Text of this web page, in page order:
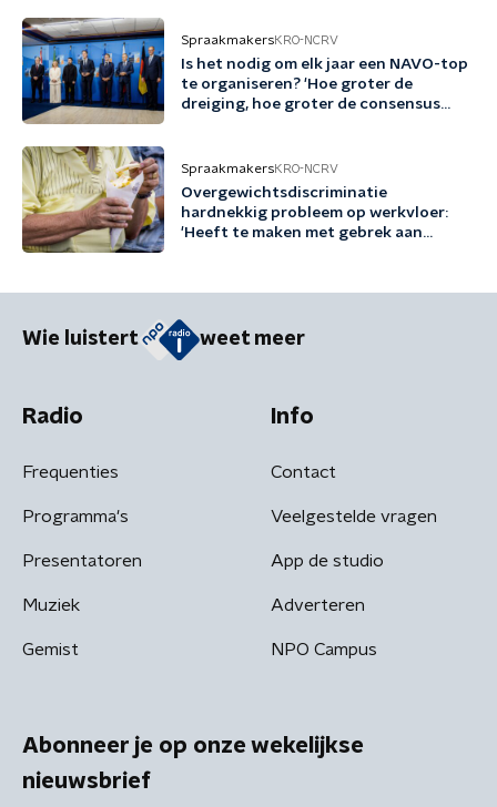
SpraakmakersKRO-NCRV
Is het nodig om elk jaar een NAVO-top
te organiseren? 'Hoe groter de
dreiging, hoe groter de consensus
SpraakmakersKRO-NCRV
Overgewichtsdiscriminatie
hardnekkig probleem op werkvloer:
'Heeft te maken met gebrek aan
Wie luistert weet meer
Radio
Frequenties
Programma's
Presentatoren
Muziek
Gemist
Info
Contact
Veelgestelde vragen
App de studio
Adverteren
NPO Campus
Abonneer je op onze wekelijkse
nieuwsbrief